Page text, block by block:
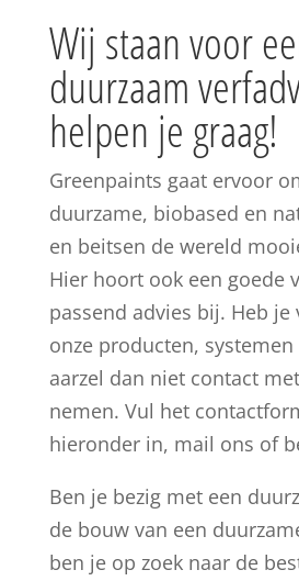
Wij staan voor
duurzaam
helpen je graag!
Greenpaints gaat ervoor
duurzame, biobased en
en beitsen de wereld
Hier hoort ook een goede
passend advies bij. Heb je
onze producten,
aarzel dan niet contact
nemen. Vul het
hieronder in, mail ons of
Ben je bezig met een
de bouw van een
ben je op zoek naar de